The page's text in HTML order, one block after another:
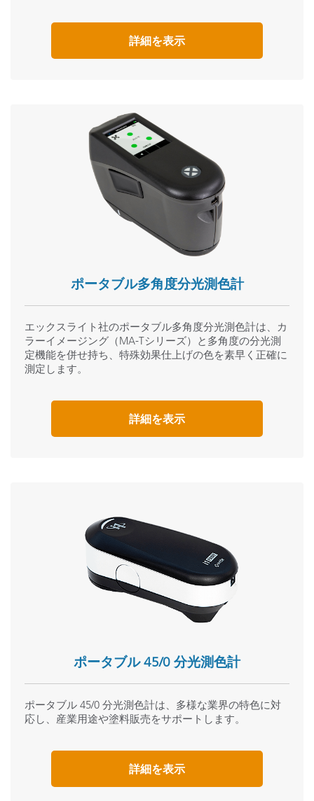
詳細を表示
ポータブル多角度分光測色計
エックスライト社のポータブル多角度分光測色計は、カ
ラーイメージング（MA-Tシリーズ）と多角度の分光測
定機能を併せ持ち、特殊効果仕上げの色を素早く正確に
測定します。
詳細を表示
ポータブル 45/0 分光測色計
ポータブル 45/0 分光測色計は、多様な業界の特色に対
応し、産業用途や塗料販売をサポートします。
詳細を表示